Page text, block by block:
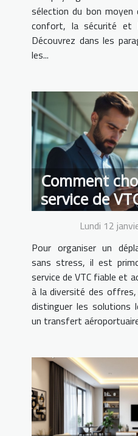
sélection du bon
confort, la sécurité et
Découvrez dans les
les...
Comment
service de
transferts
Lundi 12
Pour organiser un
sans stress, il est
service de VTC fiable et
à la diversité des
distinguer les solutions
un transfert